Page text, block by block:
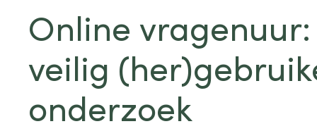
Online
veilig
onderzoek